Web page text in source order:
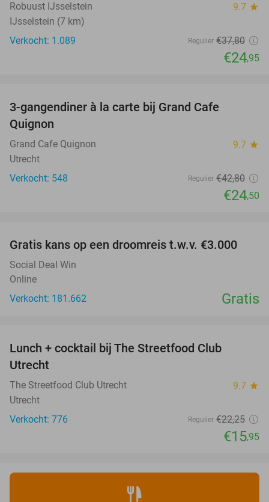
Robuust IJsselstein 9.7 star
IJsselstein (7 km)
Verkocht: 1.089
Regulier €37,80
€24,95
3-gangendiner à la carte bij Grand Cafe
Quignon
Grand Cafe Quignon 9.7 star
Utrecht
Verkocht: 548
Regulier €42,80
€24,50
Gratis kans op een droomreis t.w.v. €3.000
Social Deal Win
Online
Verkocht: 181.662
Gratis
Lunch + cocktail bij The Streetfood Club
Utrecht
The Streetfood Club Utrecht 9.7 star
Utrecht
Verkocht: 776
Regulier €22,25
€15,95